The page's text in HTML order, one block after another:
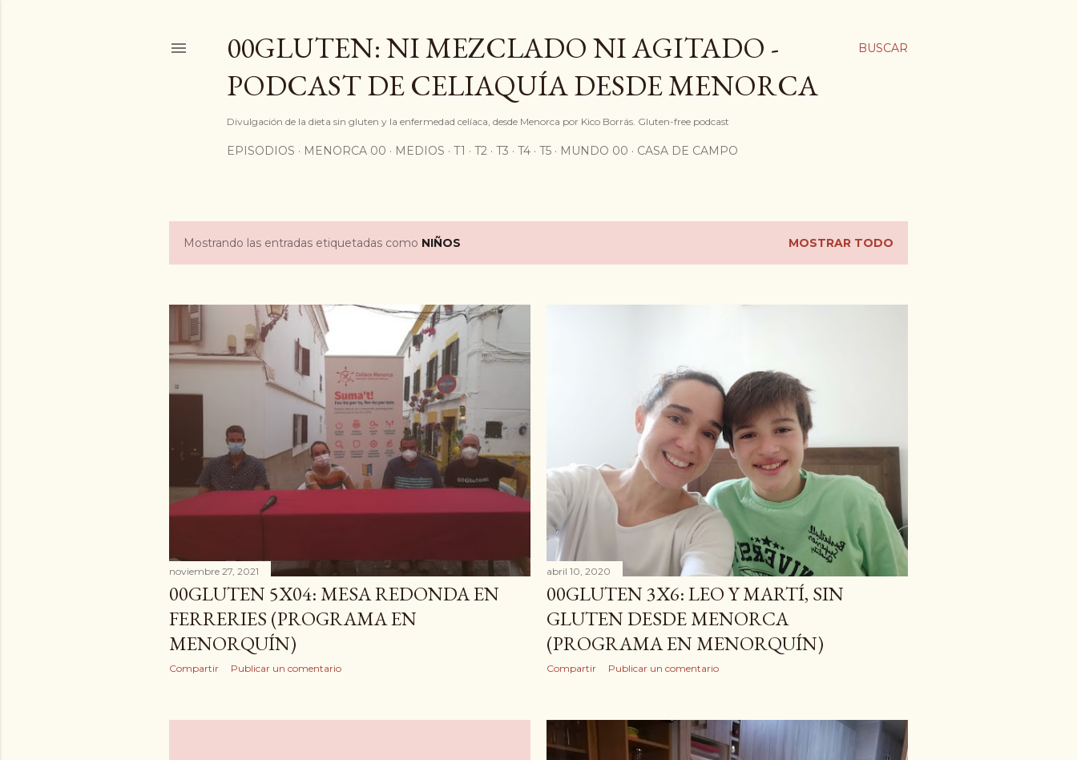
BUSCAR
00GLUTEN: NI MEZCLADO NI AGITADO -
PODCAST DE CELIAQUÍA DESDE MENORCA
Divulgación de la dieta sin gluten y la enfermedad celíaca, desde Menorca por Kico Borrás. Gluten-free podcast
EPISODIOS MENORCA 00 MEDIOS T1 T2 T3 T4 T5 MUNDO 00 CASA DE CAMPO
E
t
r
a
a
Mostrando las entradas etiquetadas como NIÑOS MOSTRAR TODO
noviembre 27, 2021
00GLUTEN 5X04: MESA REDONDA EN
FERRERIES (PROGRAMA EN
MENORQUÍN)
Compartir Publicar un comentario
abril 10, 2020
00GLUTEN 3X6: LEO Y MARTÍ, SIN
GLUTEN DESDE MENORCA
(PROGRAMA EN MENORQUÍN)
Compartir Publicar un comentario